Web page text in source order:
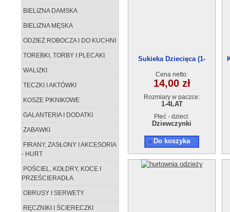
BIELIZNA DAMSKA
BIELIZNA MĘSKA
ODZIEŻ ROBOCZA I DO KUCHNI
TOREBKI, TORBY I PLECAKI
WALIZKI
TECZKI I AKTÓWKI
KOSZE PIKNIKOWE
GALANTERIA I DODATKI
ZABAWKI
FIRANY, ZASŁONY I AKCESORIA
- HURT
POŚCIEL, KOŁDRY, KOCE I
PRZEŚCIERADŁA
OBRUSY I SERWETY
RĘCZNIKI I ŚCIERECZKI
Sukieka Dziecięca (1-
Cena netto:
14,00 zł
Rozmiary w paczce:
1-4LAT
Płeć - dzieci:
Dziewczynki
Do koszyka